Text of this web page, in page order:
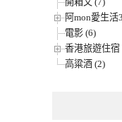
阿mon愛生活
電影 (6)
香港旅遊住宿
高粱酒 (2)